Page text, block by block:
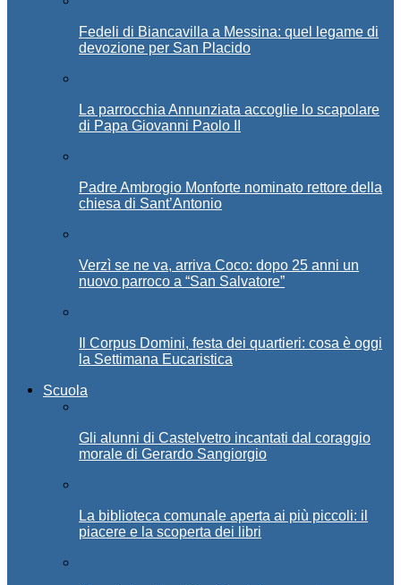
Fedeli di Biancavilla a Messina: quel legame di
devozione per San Placido
La parrocchia Annunziata accoglie lo scapolare
di Papa Giovanni Paolo II
Padre Ambrogio Monforte nominato rettore della
chiesa di Sant’Antonio
Verzì se ne va, arriva Coco: dopo 25 anni un
nuovo parroco a “San Salvatore”
Il Corpus Domini, festa dei quartieri: cosa è oggi
la Settimana Eucaristica
Scuola
Gli alunni di Castelvetro incantati dal coraggio
morale di Gerardo Sangiorgio
La biblioteca comunale aperta ai più piccoli: il
piacere e la scoperta dei libri